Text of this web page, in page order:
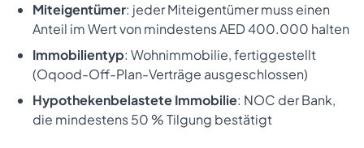
Miteigentümer: jeder Miteigentümer muss einen
Anteil im Wert von mindestens AED 400.000 halten
Immobilientyp: Wohnimmobilie, fertiggestellt
(Oqood-Off-Plan-Verträge ausgeschlossen)
Hypothekenbelastete Immobilie: NOC der Bank,
die mindestens 50 % Tilgung bestätigt